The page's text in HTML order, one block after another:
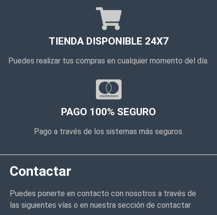
TIENDA DISPONIBLE 24X7
Puedes realizar tus compras en cualquier momento del día.
PAGO 100% SEGURO
Pago a través de los sistemas más seguros.
Contactar
Puedes ponerte en contacto con nosotros a través de
las siguientes vías o en nuestra sección de contactar